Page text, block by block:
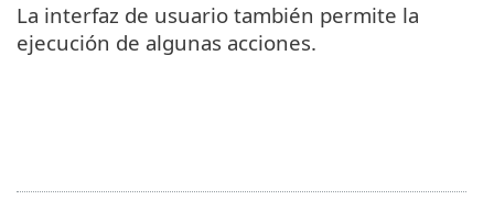
La interfaz de usuario también permite la
ejecución de algunas acciones.